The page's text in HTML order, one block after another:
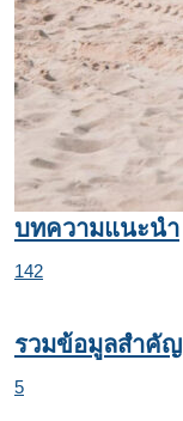
บทความแนะนำ
142
รวมข้อมูลสำคัญ
5